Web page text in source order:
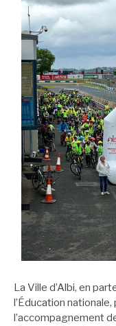
La Ville d’Albi, en
l’Éducation
l’accompagnement